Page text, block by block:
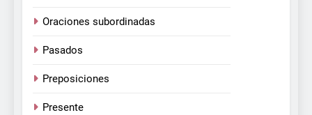
Oraciones subordinadas
Pasados
Preposiciones
Presente